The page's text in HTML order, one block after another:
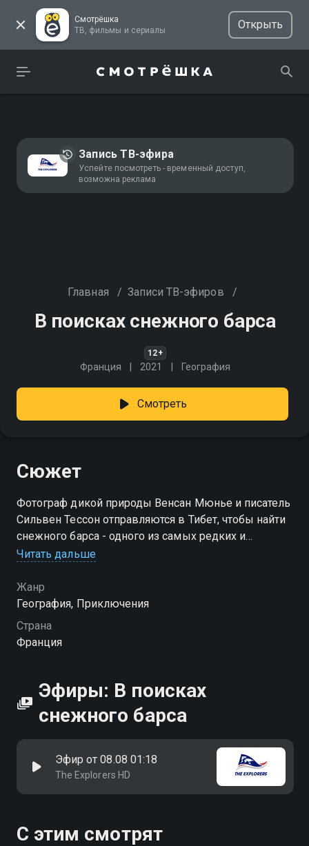
Смотрёшка
ТВ, фильмы и сериалы
Открыть
Запись ТВ-эфира
Успейте посмотреть - временный доступ,
возможна реклама
Главная / Записи ТВ-эфиров /
В поисках снежного барса
12+
Франция 2021 География
Смотреть
Сюжет
Фотограф дикой природы Венсан Мюнье и писатель
Сильвен Тессон отправляются в Тибет, чтобы найти
снежного барса - одного из самых редких и
неуловимых обитателей планеты
Читать дальше
Жанр
География, Приключения
Страна
Франция
Эфиры: В поисках
снежного барса
Эфир от 08.08 01:18
The Explorers HD
С этим смотрят